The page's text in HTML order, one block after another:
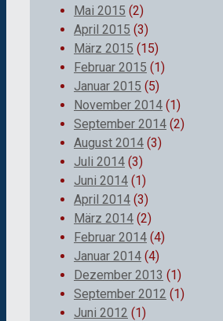
Mai 2015 (2)
April 2015 (3)
März 2015 (15)
Februar 2015 (1)
Januar 2015 (5)
November 2014 (1)
September 2014 (2)
August 2014 (3)
Juli 2014 (3)
Juni 2014 (1)
April 2014 (3)
März 2014 (2)
Februar 2014 (4)
Januar 2014 (4)
Dezember 2013 (1)
September 2012 (1)
Juni 2012 (1)